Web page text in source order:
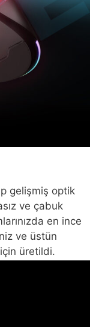
gelişmiş optik
ve çabuk
en ince
ve üstün
üretildi.